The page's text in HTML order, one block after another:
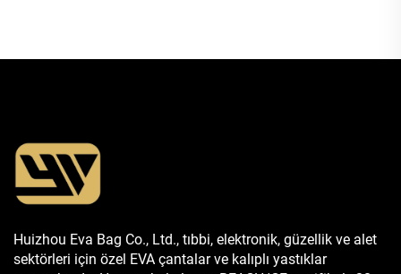
Huizhou Eva Bag Co., Ltd., tıbbi, elektronik, güzellik ve alet
sektörleri için özel EVA çantalar ve kalıplı yastıklar